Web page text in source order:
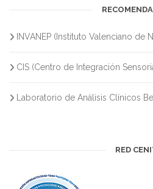
INVANEP (Instituto Valenciano de
CIS (Centro de Integración
Laboratorio de Análisis Clínicos
RED